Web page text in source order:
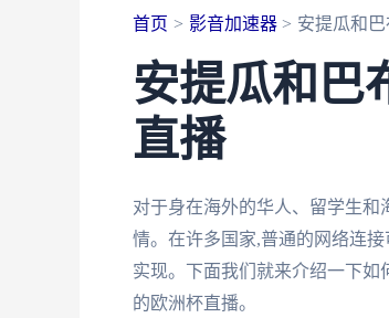
首页 影音加速器 安提瓜和
安提瓜和巴
直播
对于身在海外的华人、留学生
情。在许多国家,普通的网络连
实现。下面我们就来介绍一下
的欧洲杯直播。